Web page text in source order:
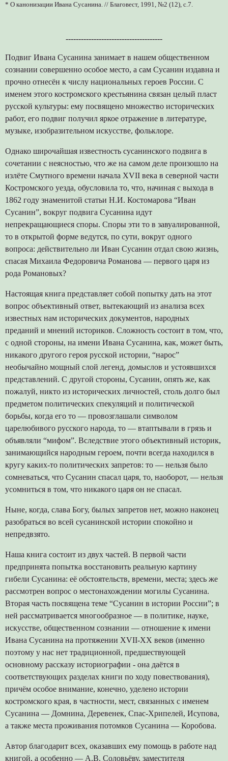
* О канонизации Ивана Сусанина. // Благовест, 1991, №2 (12), с.7.
--------------------------------------
Подвиг Ивана Сусанина занимает в нашем общественном
сознании совершенно особое место, а сам Сусанин издавна и
прочно отнесён к числу национальных героев России. С
именем этого костромского крестьянина связан целый пласт
русской культуры: ему посвящено множество исторических
работ, его подвиг получил яркое отражение в литературе,
музыке, изобразительном искусстве, фольклоре.
Однако широчайшая известность сусанинского подвига в
сочетании с неясностью, что же на самом деле произошло на
излёте Смутного времени начала XVII века в северной части
Костромского уезда, обусловила то, что, начиная с выхода в
1862 году знаменитой статьи Н.И. Костомарова “Иван
Сусанин”, вокруг подвига Сусанина идут
непрекращающиеся споры. Споры эти то в завуалированной,
то в открытой форме ведутся, по сути, вокруг одного
вопроса: действительно ли Иван Сусанин отдал свою жизнь,
спасая Михаила Федоровича Романова — первого царя из
рода Романовых?
Настоящая книга представляет собой попытку дать на этот
вопрос объективный ответ, вытекающий из анализа всех
известных нам исторических документов, народных
преданий и мнений историков. Сложность состоит в том, что,
с одной стороны, на имени Ивана Сусанина, как, может быть,
никакого другого героя русской истории, “нарос”
необычайно мощный слой легенд, домыслов и устоявшихся
представлений. С другой стороны, Сусанин, опять же, как
пожалуй, никто из исторических личностей, столь долго был
предметом политических спекуляций и политической
борьбы, когда его то — провозглашали символом
царелюбивого русского народа, то — втаптывали в грязь и
объявляли “мифом”. Вследствие этого объективный историк,
занимающийся народным героем, почти всегда находился в
кругу каких-то политических запретов: то — нельзя было
сомневаться, что Сусанин спасал царя, то, наоборот, — нельзя
усомниться в том, что никакого царя он не спасал.
Ныне, когда, слава Богу, былых запретов нет, можно наконец
разобраться во всей сусанинской истории спокойно и
непредвзято.
Наша книга состоит из двух частей. В первой части
предпринята попытка восстановить реальную картину
гибели Сусанина: её обстоятельств, времени, места; здесь же
рассмотрен вопрос о местонахождении могилы Сусанина.
Вторая часть посвящена теме “Сусанин в истории России”; в
ней рассматривается многообразное — в политике, науке,
искусстве, общественном сознании — отношение к имени
Ивана Сусанина на протяжении XVII-XX веков (именно
поэтому у нас нет традиционной, предшествующей
основному рассказу историографии - она даётся в
соответствующих разделах книги по ходу повествования),
причём особое внимание, конечно, уделено истории
костромского края, в частности, мест, связанных с именем
Сусанина — Домнина, Деревенек, Спас-Хрипелей, Исупова,
а также места проживания потомков Сусанина — Коробова.
Автор благодарит всех, оказавших ему помощь в работе над
книгой, а особенно — А.В. Соловьёву, заместителя